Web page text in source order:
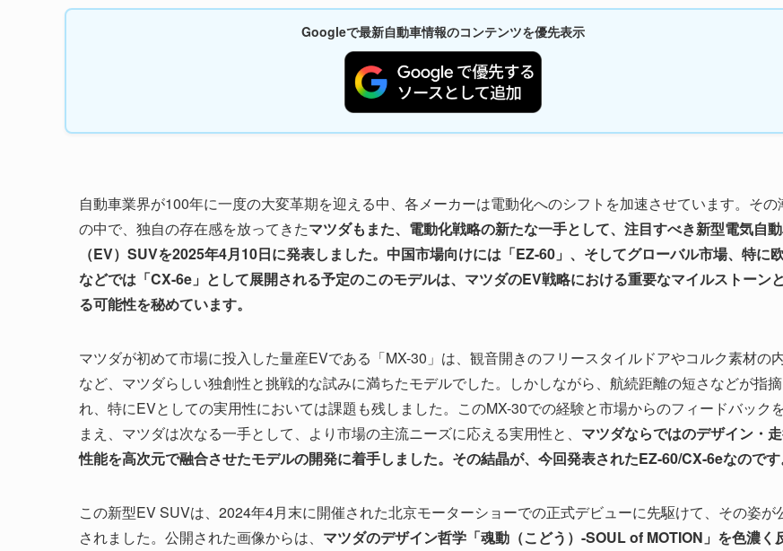
Googleで最新自動車情報のコンテンツを優先表示
自動車業界が100年に一度の大変革期を迎える中、各メーカーは電動化へのシフトを加速させています。その
の中で、独自の存在感を放ってきたマツダもまた、電動化戦略の新たな一手として、注目すべき新型電気自
（EV）SUVを2025年4月10日に発表しました。中国市場向けには「EZ-60」、そしてグローバル市場、特に
などでは「CX-6e」として展開される予定のこのモデルは、マツダのEV戦略における重要なマイルストーン
る可能性を秘めています。
マツダが初めて市場に投入した量産EVである「MX-30」は、観音開きのフリースタイルドアやコルク素材の
など、マツダらしい独創性と挑戦的な試みに満ちたモデルでした。しかしながら、航続距離の短さなどが指
れ、特にEVとしての実用性においては課題も残しました。このMX-30での経験と市場からのフィードバック
まえ、マツダは次なる一手として、より市場の主流ニーズに応える実用性と、 マツダならではのデザイン・
性能を高次元で融合させたモデルの開発に着手しました。その結晶が、今回発表されたEZ-60/CX-6eなのです
この新型EV SUVは、2024年4月末に開催された北京モーターショーでの正式デビューに先駆けて、その姿が
されました。公開された画像からは、 マツダのデザイン哲学「魂動（こどう）-SOUL of MOTION」を色濃く